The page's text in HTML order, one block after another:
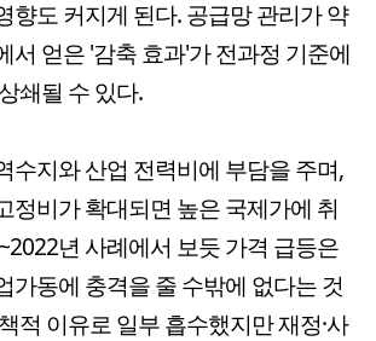
향도 커지게 된다. 공급망 관리가 약
서 얻은 '감축 효과'가 전과정 기준에
쇄될 수 있다.
수지와 산업 전력비에 부담을 주며,
정비가 확대되면 높은 국제가에 취
년 사례에서 보듯 가격 급등은
가동에 충격을 줄 수밖에 없다는 것
적 이유로 일부 흡수했지만 재정·사